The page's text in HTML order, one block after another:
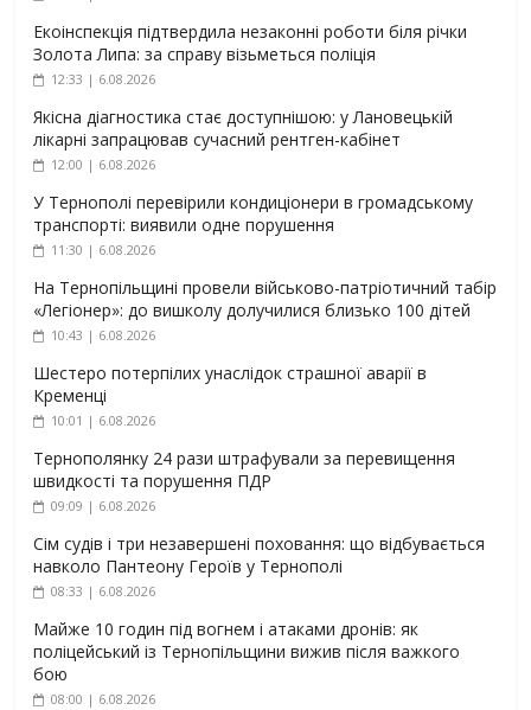
Екоінспекція підтвердила незаконні роботи біля річки
Золота Липа: за справу візьметься поліція
12:33 | 6.08.2026
Якісна діагностика стає доступнішою: у Лановецькій
лікарні запрацював сучасний рентген-кабінет
12:00 | 6.08.2026
У Тернополі перевірили кондиціонери в громадському
транспорті: виявили одне порушення
11:30 | 6.08.2026
На Тернопільщині провели військово-патріотичний табір
«Легіонер»: до вишколу долучилися близько 100 дітей
10:43 | 6.08.2026
Шестеро потерпілих унаслідок страшної аварії в
Кременці
10:01 | 6.08.2026
Тернополянку 24 рази штрафували за перевищення
швидкості та порушення ПДР
09:09 | 6.08.2026
Сім судів і три незавершені поховання: що відбувається
навколо Пантеону Героїв у Тернополі
08:33 | 6.08.2026
Майже 10 годин під вогнем і атаками дронів: як
поліцейський із Тернопільщини вижив після важкого
бою
08:00 | 6.08.2026